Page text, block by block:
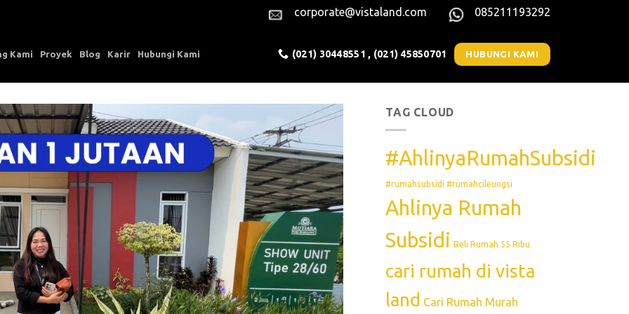
corporate@vistaland.com 085211193292
Kami Proyek Blog Karir Hubungi Kami (021) 30448551 , (021) 45850701 HUBUNGI KAMI
TAG CLOUD
#AhlinyaRumahSubsidi
#rumahsubsidi #rumahcileungsi
Ahlinya Rumah
Subsidi Beli Rumah 55 Ribu
cari rumah di vista
land Cari Rumah Murah